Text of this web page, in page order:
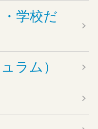
学校だ
ラム）